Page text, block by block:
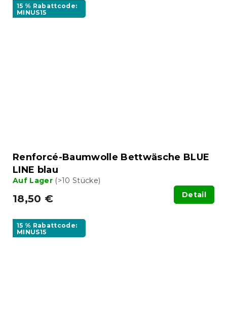
15 % Rabattcode:
MINUS15
Renforcé-Baumwolle Bettwäsche BLUE
LINE blau
Auf Lager (>10 Stücke)
18,50 € Detail
15 % Rabattcode:
MINUS15